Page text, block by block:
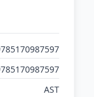
AST